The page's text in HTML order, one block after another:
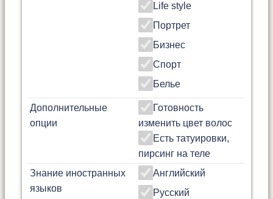
Life style
Портрет
Бизнес
Спорт
Белье
Дополнительные
опции
Готовность
изменить цвет волос
Есть татуировки,
пирсинг на теле
Знание иностранных
языков
Английский
Русский